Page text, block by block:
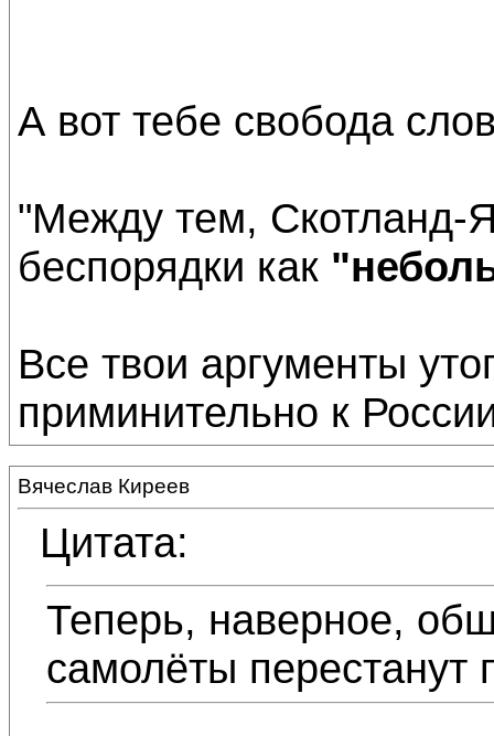
А вот тебе свобода
"Между тем, Скотланд-
беспорядки как
Все твои аргументы
приминительно к
Вячеслав Киреев
Цитата:
Теперь, наверное,
самолёты перестанут